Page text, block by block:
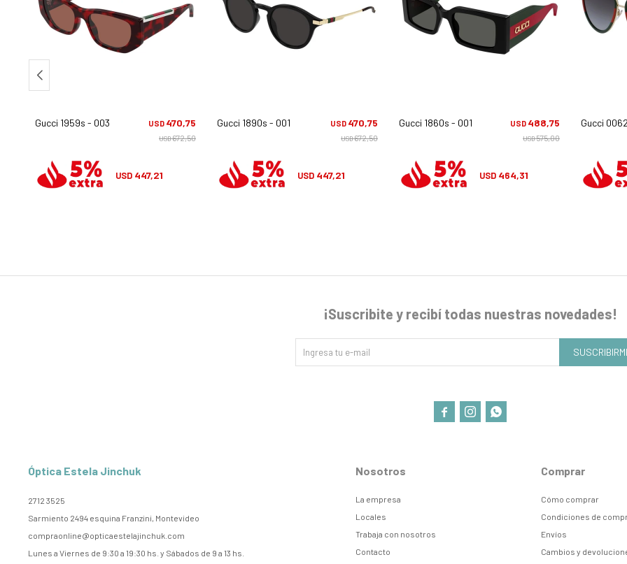
Gucci 1959s - 003 USD 470,75
USD672,50
USD 447,21
Gucci 1890s - 001 USD 470,75
USD672,50
USD 447,21
Gucci 1860s - 001 USD 488,75
USD575,00
USD 464,31
Gucci
Óptica Estela Jinchuk
2712 3525
Sarmiento 2494 esquina Franzini, Montevideo
compraonline@opticaestelajinchuk.com
Lunes a Viernes de 9:30 a 19:30 hs. y Sábados de 9 a 13 hs.
Nosotros
La empresa
Locales
Trabaja con nosotros
Contacto
Comprar
Cómo comprar
Condiciones de
Envíos
Cambios y
¡Suscribite y recibí todas nuestras novedades!
  